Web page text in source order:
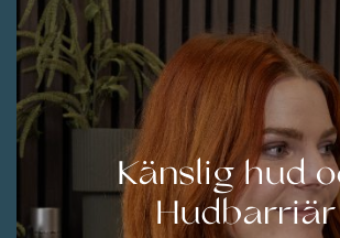
Känslig hud
Hudbarriär